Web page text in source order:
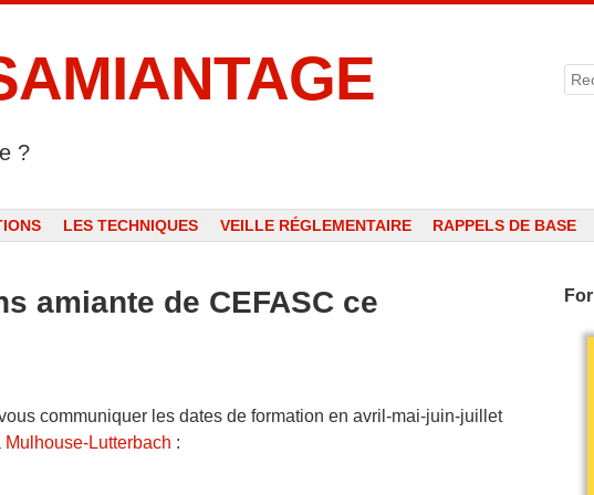
?
LES TECHNIQUES VEILLE RÉGLEMENTAIRE RAPPELS DE BASE
amiante de CEFASC ce
communiquer les dates de formation en avril-mai-juin-juillet
Mulhouse-Lutterbach :